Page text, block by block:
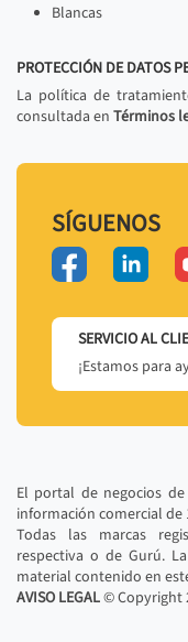
Blancas
PROTECCIÓN DE DATOS
La política de
consultada en Términos
SÍGUENOS
SERVICIO AL
¡Estamos para
El portal de negocios
información comercial de
Todas las marcas
respectiva o de Gurú.
material contenido en
AVISO LEGAL© Copyright